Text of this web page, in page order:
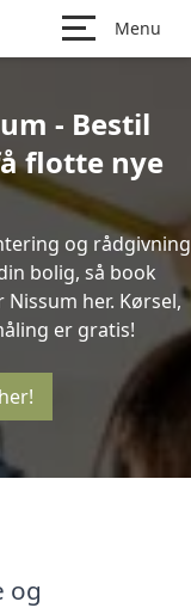
Menu
- Bestil
flotte nye
og rådgivning
bolig, så book
her. Kørsel,
er gratis!
og